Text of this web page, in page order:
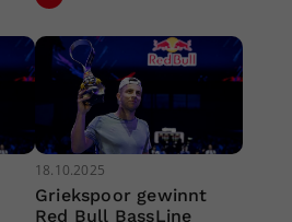
18.10.2025
Griekspoor gewinnt
Red Bull BassLine